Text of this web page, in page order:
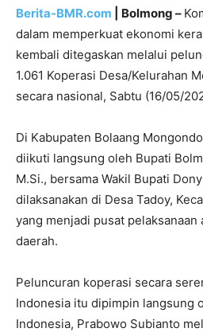
Berita-BMR.com | Bolmong –
dalam memperkuat ekonomi
kembali ditegaskan melalui
1.061 Koperasi Desa/Kelurahan
secara nasional, Sabtu (16/05/
Di Kabupaten Bolaang
diikuti langsung oleh Bupati
M.Si., bersama Wakil Bupati
dilaksanakan di Desa Tadoy,
yang menjadi pusat
daerah.
Peluncuran koperasi secara
Indonesia itu dipimpin langsung
Indonesia, Prabowo Subianto